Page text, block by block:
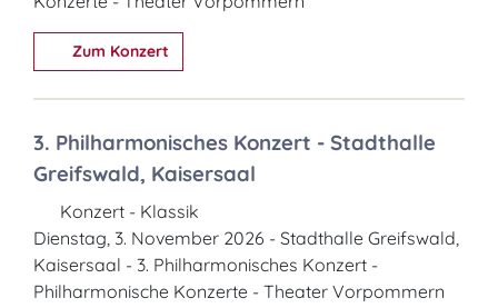
Zum Konzert
3. Philharmonisches Konzert - Stadthalle
Greifswald, Kaisersaal
Konzert - Klassik
Dienstag, 3. November 2026 - Stadthalle Greifswald,
Kaisersaal - 3. Philharmonisches Konzert -
Philharmonische Konzerte - Theater Vorpommern